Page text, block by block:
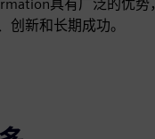
具有广泛的优势
创新和长期成功。